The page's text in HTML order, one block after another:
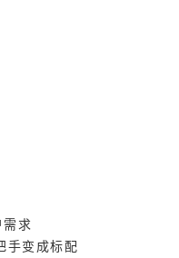
求
变成标配